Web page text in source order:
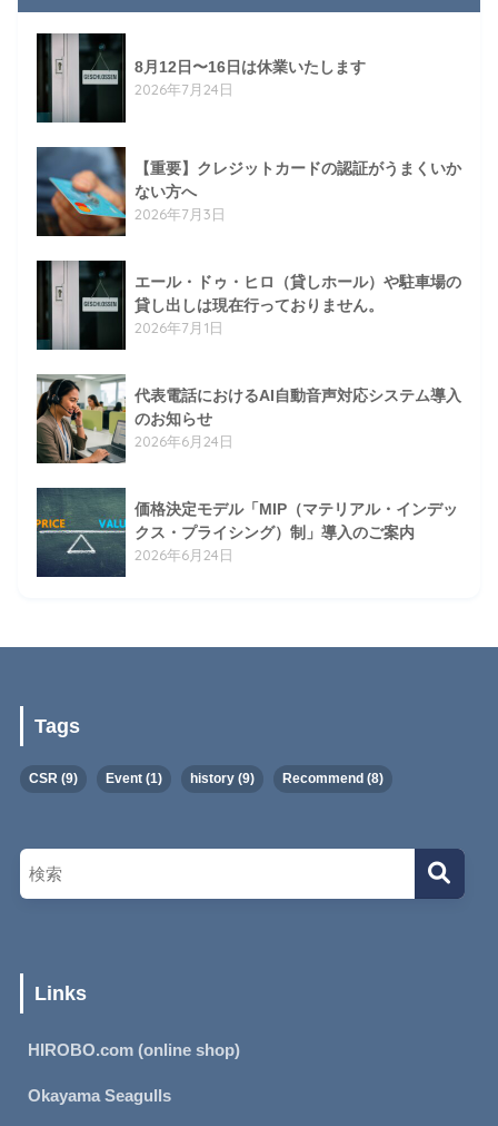
8月12日〜16日は休業いたします
2026年7月24日
【重要】クレジットカードの認証がうまくいか
ない方へ
2026年7月3日
エール・ドゥ・ヒロ（貸しホール）や駐車場の
貸し出しは現在行っておりません。
2026年7月1日
代表電話におけるAI自動音声対応システム導入
のお知らせ
2026年6月24日
価格決定モデル「MIP（マテリアル・インデッ
クス・プライシング）制」導入のご案内
2026年6月24日
Tags
CSR(9) Event(1) history(9) Recommend (8)
Links
HIROBO.com (online shop)
Okayama Seagulls